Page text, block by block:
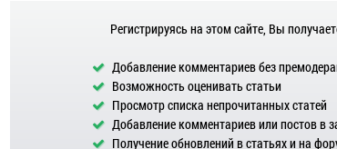
Регистрируясь на этом сайте, Вы
Добавление комментариев без
Возможность оценивать статьи
Просмотр списка непрочитанных статей
Добавление комментариев или постов в
Получение обновлений в статьях и на